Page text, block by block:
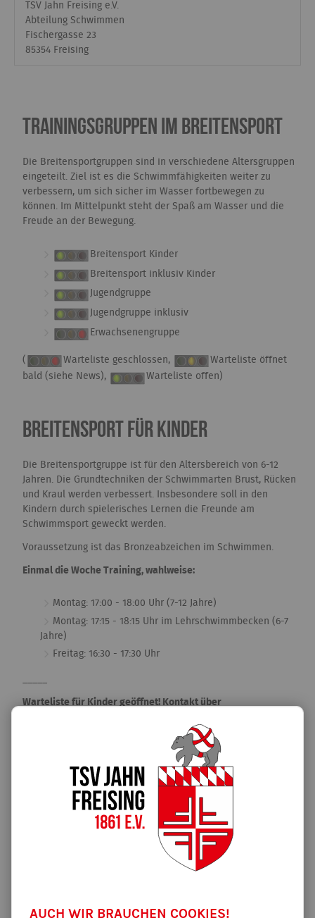
TSV Jahn Freising e.V.
Abteilung Schwimmen
Fischergasse 23
85354 Freising
Trainingsgruppen im Breitensport
Die Breitensportgruppen sind in verschiedene Altersgruppen
eingeteilt. Ziel ist es die Schwimmfähigkeiten weiter zu
verbessern, um sich sicher im Wasser fortbewegen zu
können. Im Mittelpunkt steht der Spaß am Wasser und die
Freude an der Bewegung.
Breitensport Kinder
Breitensport inklusiv Kinder
Jugendgruppe
Jugendgruppe inklusiv
Erwachsenengruppe
( Warteliste geschlossen,
Warteliste öffnet
bald (siehe News),
Warteliste offen)
Breitensport für Kinder
Die Breitensportgruppe ist für den Altersbereich von 6-12
Jahren. Die Grundtechniken der Schwimmarten Brust, Rücken
und Kraul werden verbessert. Insbesondere soll in den
Kindern durch spielerisches Lernen die Freunde am
Schwimmsport geweckt werden.
Voraussetzung ist das Bronzeabzeichen im Schwimmen.
Einmal die Woche Training, wahlweise:
Montag: 17:00 - 18:00 Uhr (7-12 Jahre)
Montag: 17:15 - 18:15 Uhr im Lehrschwimmbecken (6-7
Jahre)
Freitag: 16:30 - 17:30 Uhr
Warteliste für Kinder geöffnet! Kontakt über
Inklusive Kindergruppe
Die inklusiven Kindergruppe ist für den Altersbereich von 6-14
Jahren. Diese Gruppe richtet sich an alle Kinder mit und ohne
Handicap. Durch abwechslungsreiches Training ist hier der
Spaß am Schwimmen im Fokus. Diese Gruppe ist mit dem
EISs-Siegel ausgezeichnet (Erlebte inklusive Sportschule).
AUCH WIR BRAUCHEN COOKIES!